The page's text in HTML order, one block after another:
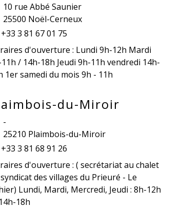
10 rue Abbé Saunier
25500 Noël-Cerneux
+33 3 81 67 01 75
d'ouverture : Lundi 9h-12h Mardi
/ 14h-18h Jeudi 9h-11h vendredi 14h-
1er samedi du mois 9h - 11h
du-Miroir
-
25210 Plaimbois-du-Miroir
+33 3 81 68 91 26
d'ouverture : ( secrétariat au chalet
des villages du Prieuré - Le
Lundi, Mardi, Mercredi, Jeudi : 8h-12h
18h